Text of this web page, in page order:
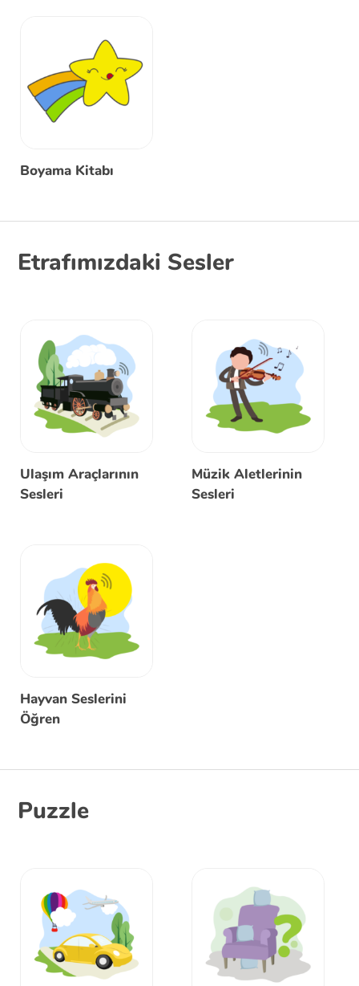
Boyama Kitabı
Etrafımızdaki Sesler
Ulaşım Araçlarının
Sesleri
Müzik Aletlerinin
Sesleri
Hayvan Seslerini
Öğren
Puzzle